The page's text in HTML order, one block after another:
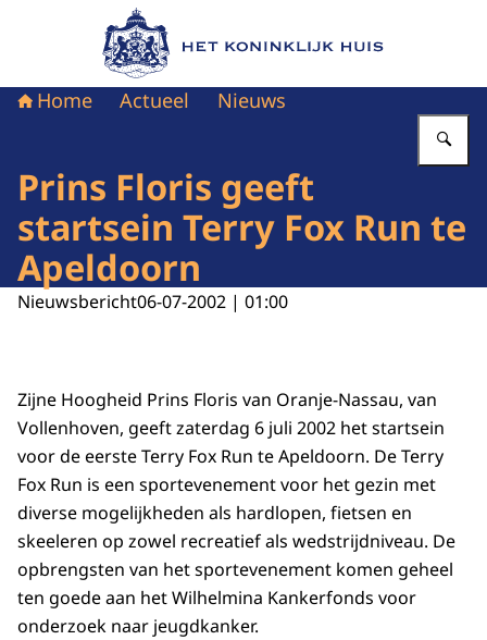
Naar de homepage van Het Koninklijk Huis
Home Actueel Nieuws
Prins Floris geeft
startsein Terry Fox Run te
Apeldoorn
Nieuwsbericht06-07-2002 | 01:00
Zijne Hoogheid Prins Floris van Oranje-Nassau, van
Vollenhoven, geeft zaterdag 6 juli 2002 het startsein
voor de eerste Terry Fox Run te Apeldoorn. De Terry
Fox Run is een sportevenement voor het gezin met
diverse mogelijkheden als hardlopen, fietsen en
skeeleren op zowel recreatief als wedstrijdniveau. De
opbrengsten van het sportevenement komen geheel
ten goede aan het Wilhelmina Kankerfonds voor
onderzoek naar jeugdkanker.